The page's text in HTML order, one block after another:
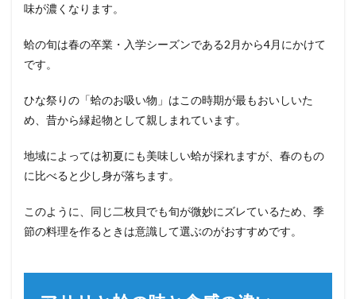
味が濃くなります。
蛤の旬は春の卒業・入学シーズンである2月から4月にかけて
です。
ひな祭りの「蛤のお吸い物」はこの時期が最もおいしいた
め、昔から縁起物として親しまれています。
地域によっては初夏にも美味しい蛤が採れますが、春のもの
に比べると少し身が落ちます。
このように、同じ二枚貝でも旬が微妙にズレているため、季
節の料理を作るときは意識して選ぶのがおすすめです。